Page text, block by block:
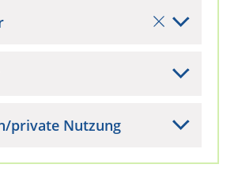
private Nutzung